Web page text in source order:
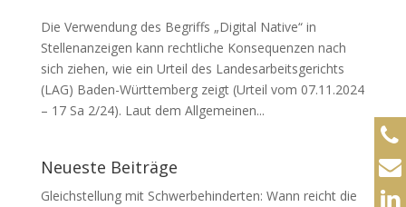
Die Verwendung des Begriffs „Digital Native“ in
Stellenanzeigen kann rechtliche Konsequenzen nach
sich ziehen, wie ein Urteil des Landesarbeitsgerichts
(LAG) Baden-Württemberg zeigt (Urteil vom 07.11.2024
– 17 Sa 2/24). Laut dem Allgemeinen...
Neueste Beiträge
Gleichstellung mit Schwerbehinderten: Wann reicht die